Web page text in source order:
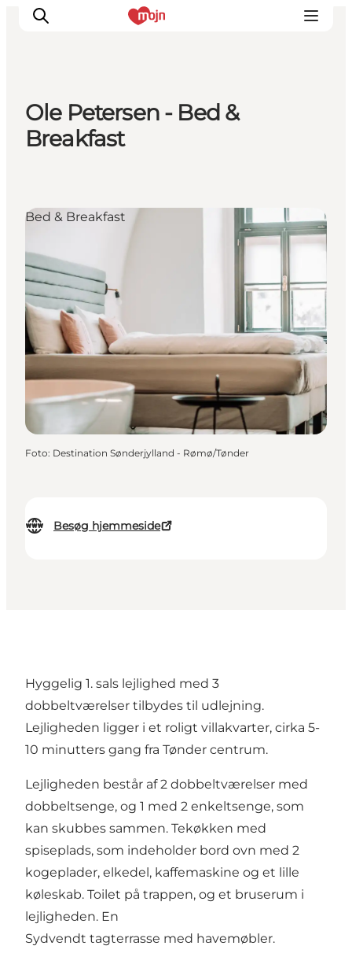
Oplevelser
Planlæg din ferie
Ole Petersen - Bed &
Breakfast
Besøg hjemmeside
Bed & Breakfast
Foto: Destination Sønderjylland - Rømø/Tønder
Hyggelig 1. sals lejlighed med 3
dobbeltværelser tilbydes til udlejning.
Lejligheden ligger i et roligt villakvarter, cirka 5-
10 minutters gang fra Tønder centrum.
Lejligheden består af 2 dobbeltværelser med
dobbeltsenge, og 1 med 2 enkeltsenge, som
kan skubbes sammen. Tekøkken med
spiseplads, som indeholder bord ovn med 2
kogeplader, elkedel, kaffemaskine og et lille
køleskab. Toilet på trappen, og et bruserum i
lejligheden. En
Sydvendt tagterrasse med havemøbler.